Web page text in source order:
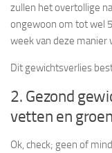
zullen het overtollige
ongewoon om tot wel
week van deze manier
Dit gewichtsverlies
2. Gezond
vetten en
Ok, check; geen of